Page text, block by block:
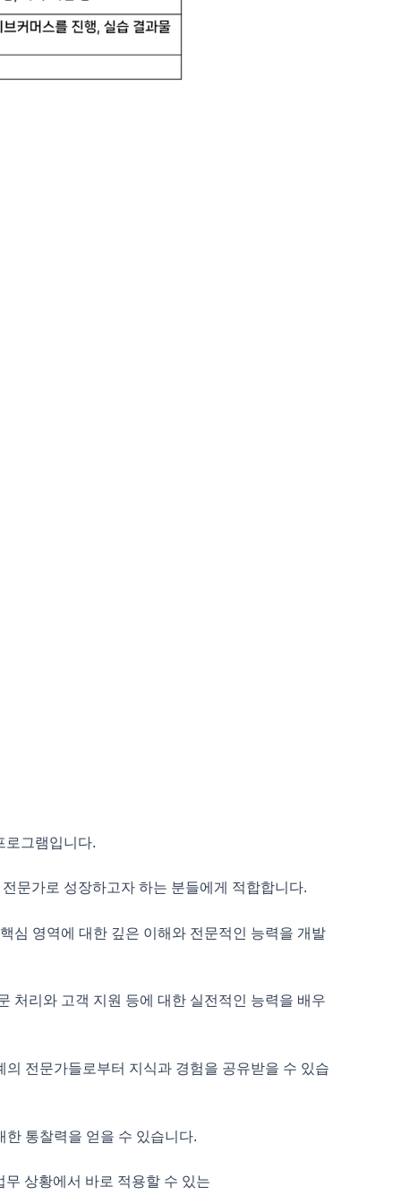
로그램입니다.
문가로 성장하고자 하는 분들에게 적합합니다.
심 영역에 대한 깊은 이해와 전문적인 능력을 개발
처리와 고객 지원 등에 대한 실전적인 능력을 배우
의 전문가들로부터 지식과 경험을 공유받을 수 있습
통찰력을 얻을 수 있습니다.
무 상황에서 바로 적용할 수 있는